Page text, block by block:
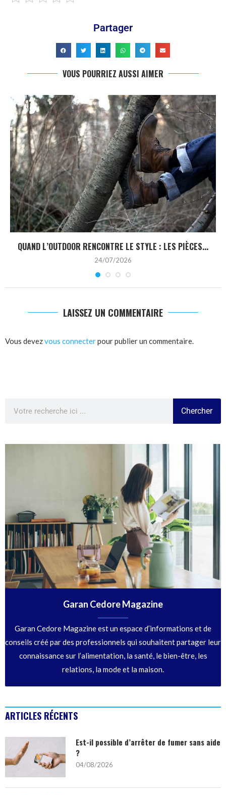
Partager
VOUS POURRIEZ AUSSI AIMER
QUAND L’OUTDOOR RENCONTRE LE STYLE : LES PIÈCES...
24/07/2026
LAISSEZ UN COMMENTAIRE
Vous devezvous connecterpour publier un commentaire.
Chercher
Garan Cedore Magazine
Garan Cedore Magazine est un espace d’informations et de
conseils créé par des professionnels qui souhaitent partager leur
connaissance sur l’alimentation, la santé, le bien-être, les
relations, la mode et la maison.
ARTICLES RÉCENTS
Est-il possible d’arrêter de fumer sans aide
?
04/08/2026